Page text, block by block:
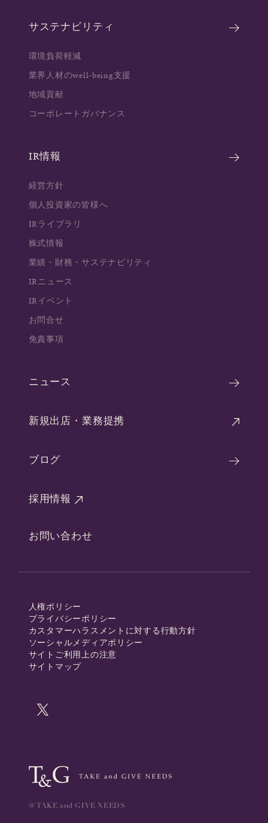
サステナビリティ
環境負荷軽減
業界人材のwell-being支援
地域貢献
コーポレートガバナンス
IR情報
経営方針
個人投資家の皆様へ
IRライブラリ
株式情報
業績・財務・サステナビリティ
IRニュース
IRイベント
お問合せ
免責事項
ニュース
新規出店・業務提携
ブログ
採用情報
お問い合わせ
人権ポリシー
プライバシーポリシー
カスタマーハラスメントに対する行動方針
ソーシャルメディアポリシー
サイトご利用上の注意
サイトマップ
@ TAKE and GIVE NEEDS